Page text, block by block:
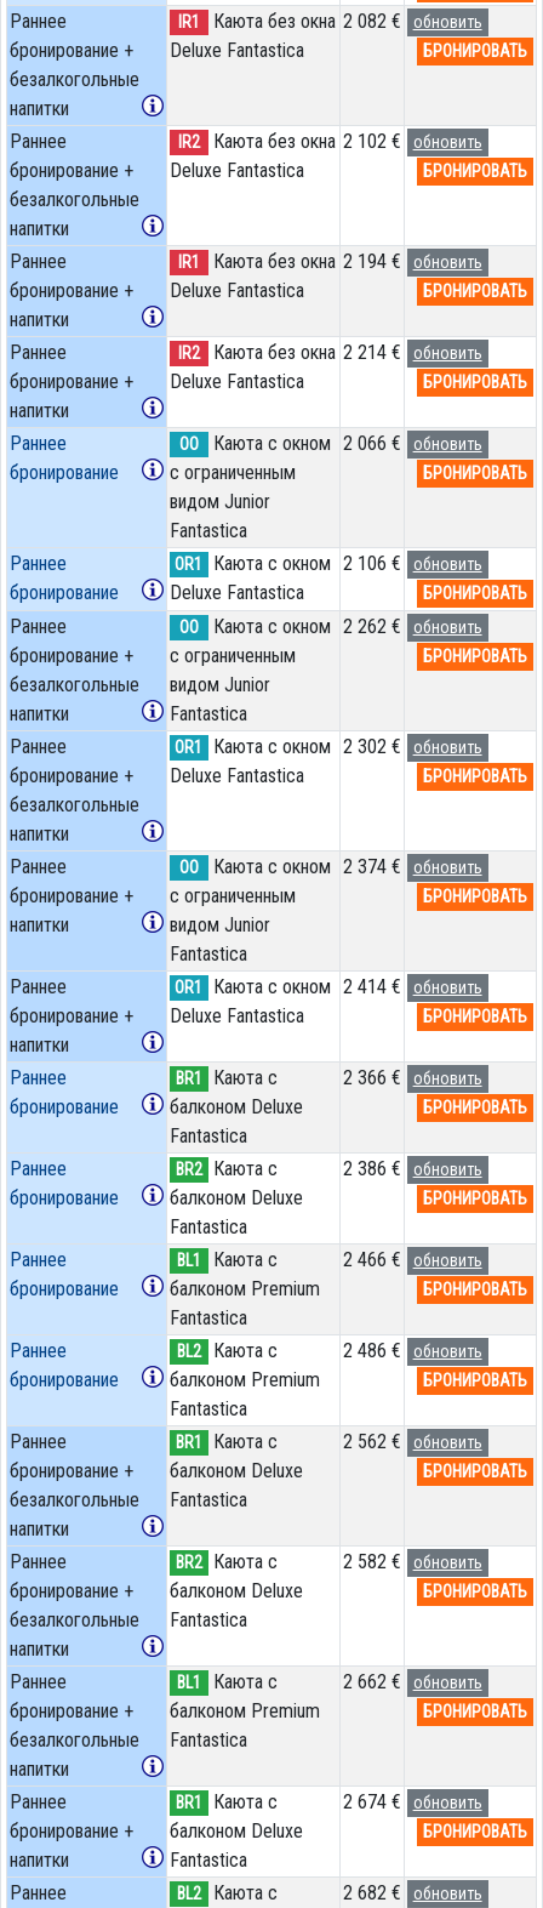
Раннее
бронирование +
безалкогольные
напитки
IR1
Каюта без окна
Deluxe Fantastica
2 082 €
обновить
БРОНИРОВАТЬ
Раннее
бронирование +
безалкогольные
напитки
IR2
Каюта без окна
Deluxe Fantastica
2 102 €
обновить
БРОНИРОВАТЬ
Раннее
бронирование +
напитки
IR1
Каюта без окна
Deluxe Fantastica
2 194 €
обновить
БРОНИРОВАТЬ
Раннее
бронирование +
напитки
IR2
Каюта без окна
Deluxe Fantastica
2 214 €
обновить
БРОНИРОВАТЬ
Раннее
бронирование
OO
Каюта с окном
с ограниченным
видом Junior
Fantastica
2 066 €
обновить
БРОНИРОВАТЬ
Раннее
бронирование
OR1
Каюта с окном
Deluxe Fantastica
2 106 €
обновить
БРОНИРОВАТЬ
Раннее
бронирование +
безалкогольные
напитки
OO
Каюта с окном
с ограниченным
видом Junior
Fantastica
2 262 €
обновить
БРОНИРОВАТЬ
Раннее
бронирование +
безалкогольные
напитки
OR1
Каюта с окном
Deluxe Fantastica
2 302 €
обновить
БРОНИРОВАТЬ
Раннее
бронирование +
напитки
OO
Каюта с окном
с ограниченным
видом Junior
Fantastica
2 374 €
обновить
БРОНИРОВАТЬ
Раннее
бронирование +
напитки
OR1
Каюта с окном
Deluxe Fantastica
2 414 €
обновить
БРОНИРОВАТЬ
Раннее
бронирование
BR1
Каюта с
балконом Deluxe
Fantastica
2 366 €
обновить
БРОНИРОВАТЬ
Раннее
бронирование
BR2
Каюта с
балконом Deluxe
Fantastica
2 386 €
обновить
БРОНИРОВАТЬ
Раннее
бронирование
BL1
Каюта с
балконом Premium
Fantastica
2 466 €
обновить
БРОНИРОВАТЬ
Раннее
бронирование
BL2
Каюта с
балконом Premium
Fantastica
2 486 €
обновить
БРОНИРОВАТЬ
Раннее
бронирование +
безалкогольные
напитки
BR1
Каюта с
балконом Deluxe
Fantastica
2 562 €
обновить
БРОНИРОВАТЬ
Раннее
бронирование +
безалкогольные
напитки
BR2
Каюта с
балконом Deluxe
Fantastica
2 582 €
обновить
БРОНИРОВАТЬ
Раннее
бронирование +
безалкогольные
напитки
BL1
Каюта с
балконом Premium
Fantastica
2 662 €
обновить
БРОНИРОВАТЬ
Раннее
бронирование +
напитки
BR1
Каюта с
балконом Deluxe
Fantastica
2 674 €
обновить
БРОНИРОВАТЬ
Раннее
BL2
Каюта с
2 682 €
обновить